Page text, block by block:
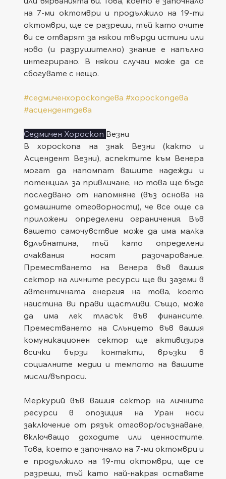
на 7-ми октомври и продължило на 19-ти
октомври, ще се разреши, тъй като очите
ви се отварят за някои твърди истини или
ново (и разрушително) знание е напълно
интегрирано. В някои случаи може да се
сбогувате с нещо.
#седмиченхороскопдева #хороскопдева
#асцендентдева
Седмичен Хороскоп Везни
В хороскопа на знак Везни (както и
Асцендент Везни), аспектите към Венера
могат да напомпат вашите надежди и
потенциал за привличане, но това ще бъде
последвано от напомняне (въз основа на
домашните отговорности), че все още са
приложени определени ограничения. Във
вашето самочувствие може да има малка
вдлъбнатина, тъй като определени
очаквания носят разочарование.
Преместването на Венера във вашия
сектор на личните ресурси ще ви заземи в
автентичната енергия на това, което
наистина ви прави щастливи. Също, може
да има лек тласък във финансите.
Преместването на Слънцето във вашия
комуникационен сектор ще активизира
всички бързи контакти, връзки в
социалните медии и темпото на вашите
мисли/въпроси.
Меркурий във вашия сектор на личните
ресурси в опозиция на Уран носи
заключение от рязък отговор/осъзнаване,
включващо доходите или ценностите.
Това, което е започнало на 7-ми октомври и
е продължило на 19-ти октомври, ще се
разреши, тъй като най-накрая оставяте